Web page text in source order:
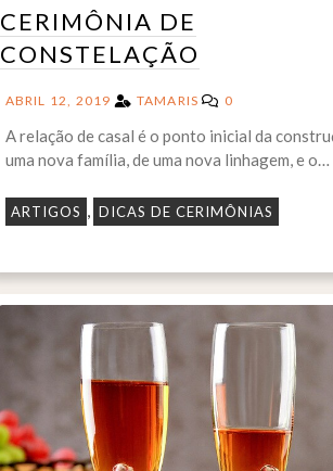
CERIMÔNIA DE
CONSTELAÇÃO
ABRIL 12, 2019 TAMARIS 0
A relação de casal é o ponto inicial da
uma nova família, de uma nova linhagem, e o…
ARTIGOS , DICAS DE CERIMÔNIAS